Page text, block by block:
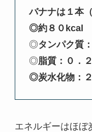
バナナは１本
◎約８０kcal
◎タンパク質
◎脂質：０．
◎炭水化物：
エネルギーはほぼ